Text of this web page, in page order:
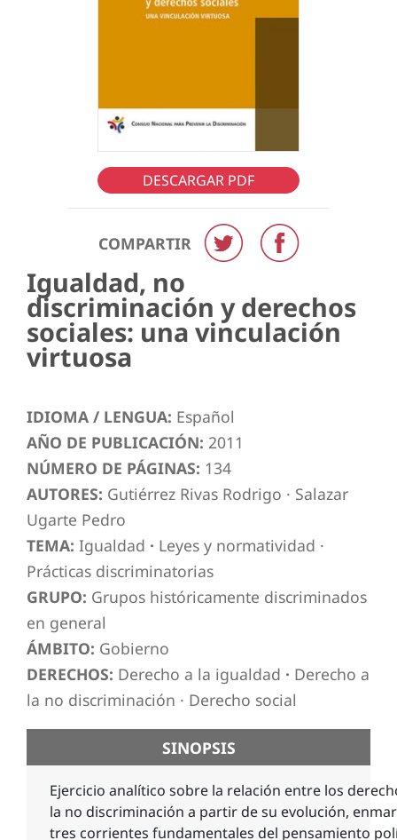
DESCARGAR PDF
COMPARTIR
Igualdad, no
discriminación y derechos
sociales: una vinculación
virtuosa
IDIOMA / LENGUA: Español
AÑO DE PUBLICACIÓN: 2011
NÚMERO DE PÁGINAS: 134
AUTORES: Gutiérrez Rivas Rodrigo · Salazar
Ugarte Pedro
TEMA: Igualdad · Leyes y normatividad ·
Prácticas discriminatorias
GRUPO: Grupos históricamente discriminados
en general
ÁMBITO: Gobierno
DERECHOS: Derecho a la igualdad · Derecho a
la no discriminación · Derecho social
SINOPSIS
Ejercicio analítico sobre la relación entre los
la no discriminación a partir de su evolución,
tres corrientes fundamentales del pensamiento